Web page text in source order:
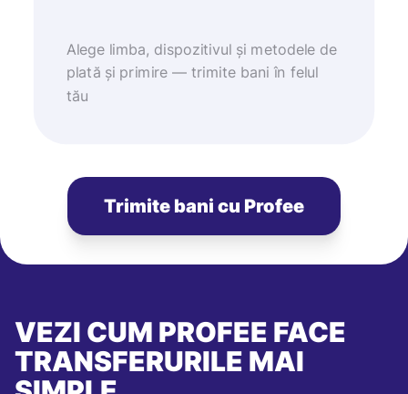
Alege limba, dispozitivul și metodele de
plată și primire — trimite bani în felul
tău
Trimite bani cu Profee
VEZI CUM PROFEE FACE
TRANSFERURILE MAI